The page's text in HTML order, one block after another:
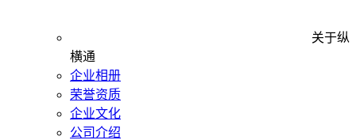
关于纵
横通
企业相册
荣誉资质
企业文化
公司介绍